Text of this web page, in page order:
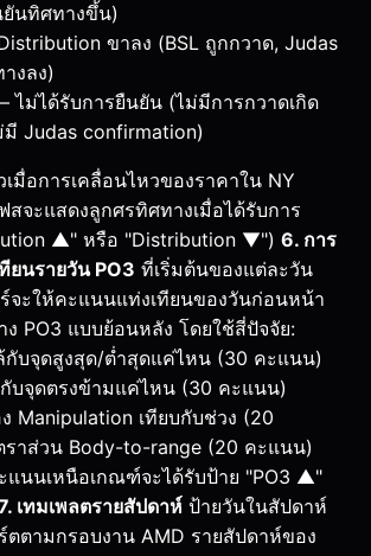
นทิศทางขึ้น)
ขาลง (BSL ถูกกวาด, Judas
งลง)
ม่ได้รับการยืนยัน (ไม่มีการกวาดเกิด
Judas confirmation)
มื่อการเคลื่อนไหวของราคาใน NY
จะแสดงลูกศรทิศทางเมื่อได้รับการ
▲" หรือ "Distribution ▼") 6. การ
ยนรายวัน PO3 ที่เริ่มต้นของแต่ละวัน
จะให้คะแนนแท่งเทียนของวันก่อนหน้า
ง PO3 แบบย้อนหลัง โดยใช้สี่ปัจจัย:
กับจุดสูงสุด/ต่ำสุดแค่ไหน (30 คะแนน)
บจุดตรงข้ามแค่ไหน (30 คะแนน)
Manipulation เทียบกับช่วง (20
าส่วน Body-to-range (20 คะแนน)
แนนเหนือเกณฑ์จะได้รับป้าย "PO3 ▲"
เทมเพลตรายสัปดาห์ ป้ายวันในสัปดาห์
ตตามกรอบงาน AMD รายสัปดาห์ของ